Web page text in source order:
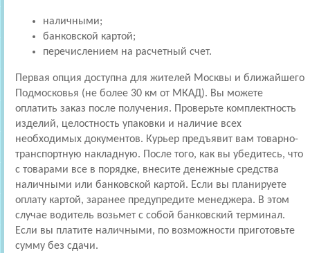
наличными;
банковской картой;
перечислением на расчетный счет.
Первая опция доступна для жителей Москвы и ближайшего
Подмосковья (не более 30 км от МКАД). Вы можете
оплатить заказ после получения. Проверьте комплектность
изделий, целостность упаковки и наличие всех
необходимых документов. Курьер предъявит вам товарно-
транспортную накладную. После того, как вы убедитесь, что
с товарами все в порядке, внесите денежные средства
наличными или банковской картой. Если вы планируете
оплату картой, заранее предупредите менеджера. В этом
случае водитель возьмет с собой банковский терминал.
Если вы платите наличными, по возможности приготовьте
сумму без сдачи.